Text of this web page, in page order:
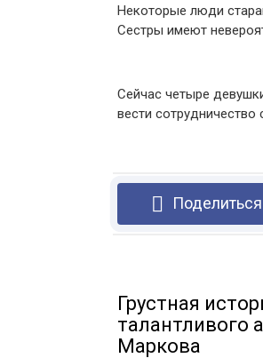
Некоторые люди
Сестры имеют
Сейчас четыре
вести
Грустная
талантливого
Маркова